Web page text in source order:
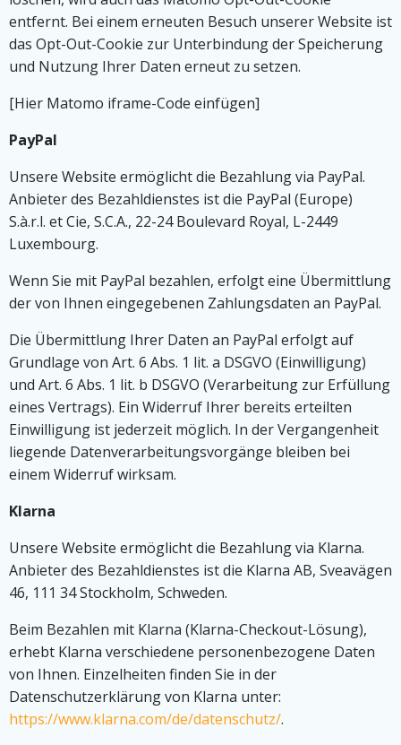
entfernt. Bei einem erneuten Besuch unserer Website ist
das Opt-Out-Cookie zur Unterbindung der Speicherung
und Nutzung Ihrer Daten erneut zu setzen.
[Hier Matomo iframe-Code einfügen]
PayPal
Unsere Website ermöglicht die Bezahlung via PayPal.
Anbieter des Bezahldienstes ist die PayPal (Europe)
S.à.r.l. et Cie, S.C.A., 22-24 Boulevard Royal, L-2449
Luxembourg.
Wenn Sie mit PayPal bezahlen, erfolgt eine Übermittlung
der von Ihnen eingegebenen Zahlungsdaten an PayPal.
Die Übermittlung Ihrer Daten an PayPal erfolgt auf
Grundlage von Art. 6 Abs. 1 lit. a DSGVO (Einwilligung)
und Art. 6 Abs. 1 lit. b DSGVO (Verarbeitung zur Erfüllung
eines Vertrags). Ein Widerruf Ihrer bereits erteilten
Einwilligung ist jederzeit möglich. In der Vergangenheit
liegende Datenverarbeitungsvorgänge bleiben bei
einem Widerruf wirksam.
Klarna
Unsere Website ermöglicht die Bezahlung via Klarna.
Anbieter des Bezahldienstes ist die Klarna AB, Sveavägen
46, 111 34 Stockholm, Schweden.
Beim Bezahlen mit Klarna (Klarna-Checkout-Lösung),
erhebt Klarna verschiedene personenbezogene Daten
von Ihnen. Einzelheiten finden Sie in der
Datenschutzerklärung von Klarna unter:
https://www.klarna.com/de/datenschutz/.